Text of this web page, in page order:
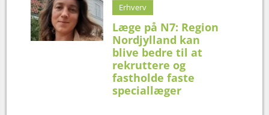
Erhverv
Læge på N7: Region
Nordjylland kan
blive bedre til at
rekruttere og
fastholde faste
speciallæger